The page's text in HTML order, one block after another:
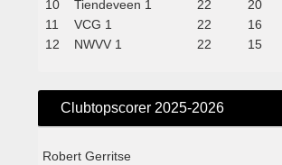
10
Tiendeveen 1 22 20
11
VCG 1 22 16
12
NWVV 1 22 15
Clubtopscorer 2025-2026
Robert Gerritse